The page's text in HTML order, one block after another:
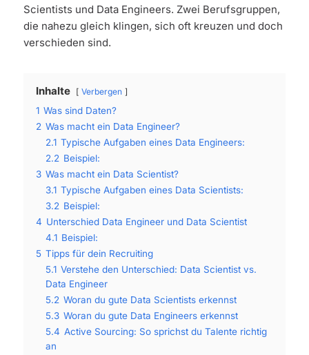
Scientists und Data Engineers. Zwei Berufsgruppen,
die nahezu gleich klingen, sich oft kreuzen und doch
verschieden sind.
Inhalte Verbergen
1 Was sind Daten?
2 Was macht ein Data Engineer?
2.1 Typische Aufgaben eines Data Engineers:
2.2 Beispiel:
3 Was macht ein Data Scientist?
3.1 Typische Aufgaben eines Data Scientists:
3.2 Beispiel:
4 Unterschied Data Engineer und Data Scientist
4.1 Beispiel:
5 Tipps für dein Recruiting
5.1 Verstehe den Unterschied: Data Scientist vs.
Data Engineer
5.2 Woran du gute Data Scientists erkennst
5.3 Woran du gute Data Engineers erkennst
5.4 Active Sourcing: So sprichst du Talente richtig
an